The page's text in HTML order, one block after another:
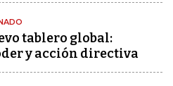
tablero global:
y acción directiva